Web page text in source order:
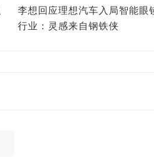
李想回应理想汽车入局智能眼
行业：灵感来自钢铁侠